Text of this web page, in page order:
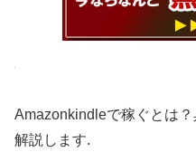
Amazonkindleで稼ぐとは
解説します.